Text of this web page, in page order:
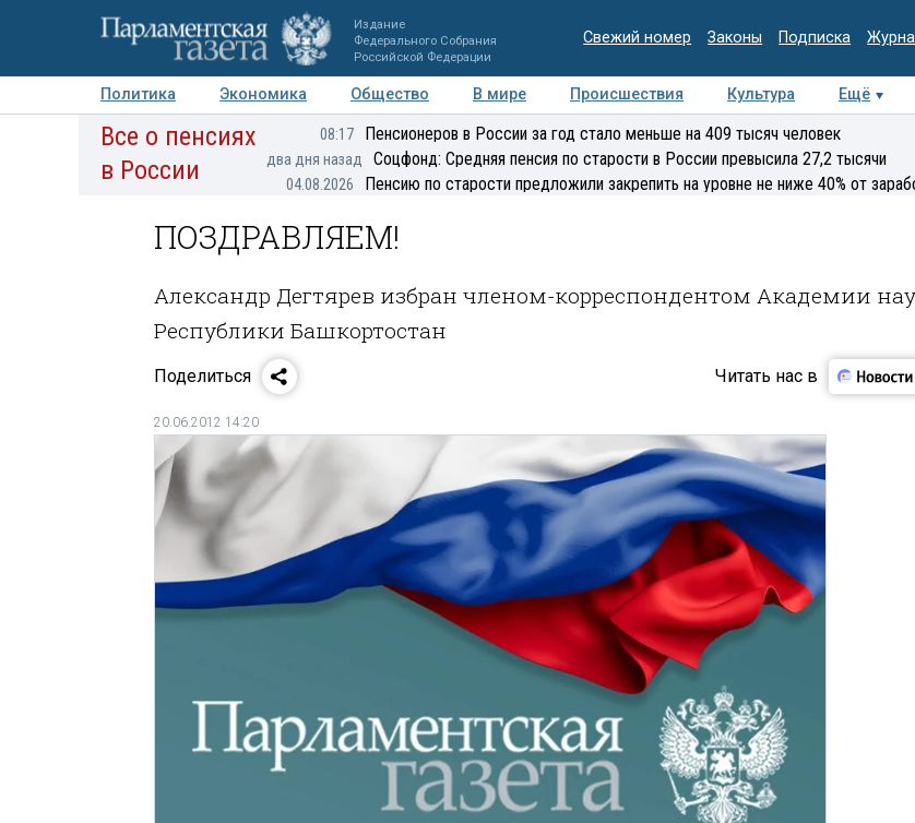
Издание
Федерального Собрания
Российской Федерации
Свежий номер Законы Подписка
Политика Экономика Общество В мире Происшествия Культура Ещё
Авторы Персоны Мнения Регионы Медиацентр Интервью Колумнисты
Все о пенсиях
в России
08:17 Пенсионеров в России за год стало меньше на 409 тысяч человек
два дня назад Соцфонд: Средняя пенсия по старости в России превысила 27,2 тысячи
04.08.2026 Пенсию по старости предложили закрепить на уровне не ниже 40% от
ПОЗДРАВЛЯЕМ!
Александр Дегтярев избран членом-корреспондентом Академии
Республики Башкортостан
Поделиться Читать нас в
20.06.2012 14:20